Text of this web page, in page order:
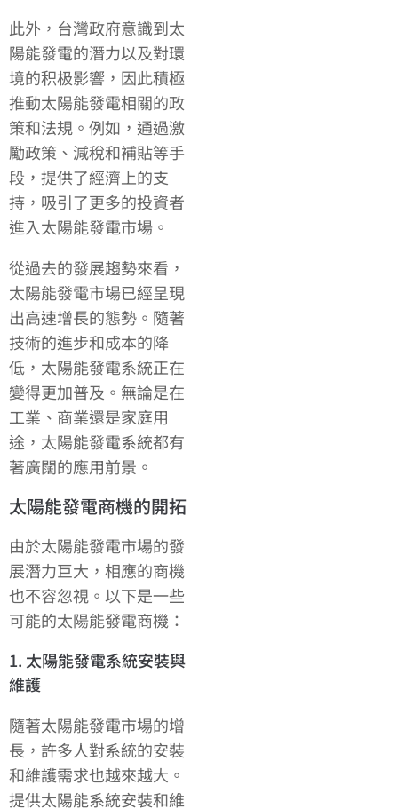
此外，台灣政府意識到太
陽能發電的潛力以及對環
境的积极影響，因此積極
推動太陽能發電相關的政
策和法規。例如，通過激
勵政策、減稅和補貼等手
段，提供了經濟上的支
持，吸引了更多的投資者
進入太陽能發電市場。
從過去的發展趨勢來看，
太陽能發電市場已經呈現
出高速增長的態勢。隨著
技術的進步和成本的降
低，太陽能發電系統正在
變得更加普及。無論是在
工業、商業還是家庭用
途，太陽能發電系統都有
著廣闊的應用前景。
太陽能發電商機的開拓
由於太陽能發電市場的發
展潛力巨大，相應的商機
也不容忽視。以下是一些
可能的太陽能發電商機：
1. 太陽能發電系統安裝與
維護
隨著太陽能發電市場的增
長，許多人對系統的安裝
和維護需求也越來越大。
提供太陽能系統安裝和維